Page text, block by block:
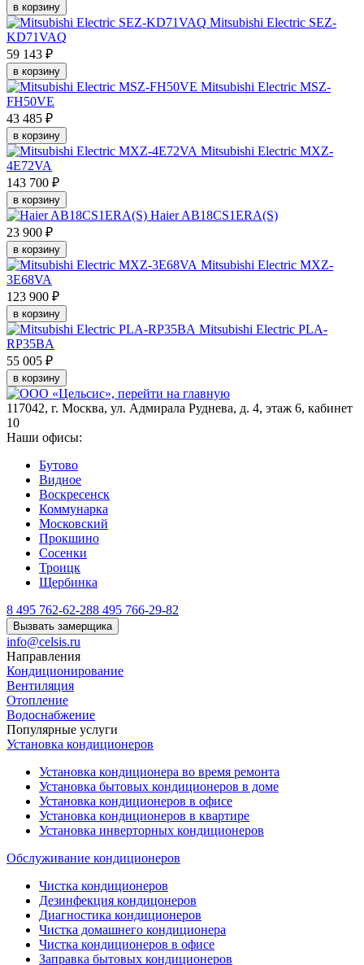
в корзину
Mitsubishi Electric SEZ-
KD71VAQ
59 143 ₽
в корзину
Mitsubishi Electric MSZ-
FH50VE
43 485 ₽
в корзину
Mitsubishi Electric MXZ-
4E72VA
143 700 ₽
в корзину
Haier AB18CS1ERA(S)
23 900 ₽
в корзину
Mitsubishi Electric MXZ-
3E68VA
123 900 ₽
в корзину
Mitsubishi Electric PLA-
RP35BA
55 005 ₽
в корзину
117042, г. Москва, ул. Адмирала Руднева, д. 4, этаж 6, кабинет
10
Наши офисы:
Бутово
Видное
Воскресенск
Коммунарка
Московский
Прокшино
Сосенки
Троицк
Щербинка
8 495 762-62-288 495 766-29-82
Вызвать замерщика
info@celsis.ru
Направления
Кондиционирование
Вентиляция
Отопление
Водоснабжение
Популярные услуги
Установка кондиционеров
Установка кондиционера во время ремонта
Установка бытовых кондиционеров в доме
Установка кондиционеров в офисе
Установка кондиционеров в квартире
Установка инверторных кондиционеров
Обслуживание кондиционеров
Чистка кондиционеров
Дезинфекция кондицонеров
Диагностика кондиционеров
Чистка домашнего кондиционера
Чистка кондиционеров в офисе
Заправка бытовых кондиционеров